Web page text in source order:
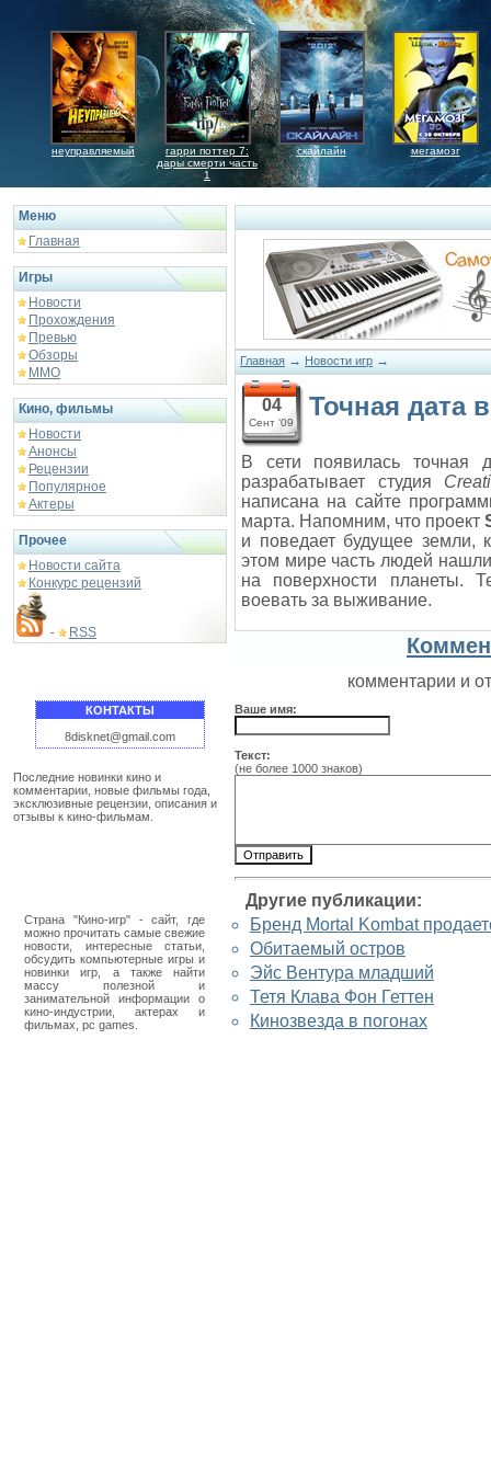
неуправляемый
гарри поттер 7:
дары смерти часть
1
скайлайн мегамозг
Меню
Главная
Игры
Новости
Прохождения
Превью
Обзоры
ММО
Кино, фильмы
Новости
Анонсы
Рецензии
Популярное
Актеры
Прочее
Новости сайта
Конкурс рецензий
- RSS
КОНТАКТЫ
8disknet@gmail.com
Последние новинки кино и
комментарии, новые фильмы года,
эксклюзивные рецензии, описания и
отзывы к кино-фильмам.
Страна "Кино-игр" - сайт, где
можно прочитать самые свежие
новости, интересные статьи,
обсудить компьютерные игры и
новинки игр, а также найти
массу полезной и
занимательной информации о
кино-индустрии, актерах и
фильмах, pc games.
Главная → Новости игр →
04
Сент '09
Точная дата
В сети появилась точная
разрабатывает студия
написана на сайте
марта. Напомним, что проект
и поведает будущее земли,
этом мире часть людей
на поверхности планеты.
воевать за выживание.
комментарии и
Ваше имя:
Текст:
(не более 1000 знаков)
Другие публикации:
Бренд Mortal Kombat
Обитаемый остров
Эйс Вентура младший
Тетя Клава Фон Геттен
Кинозвезда в погонах